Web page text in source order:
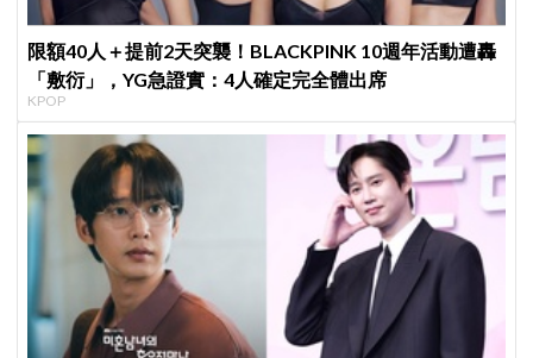
限額40人＋提前2天突襲！BLACKPINK 10週年活動遭轟
「敷衍」，YG急證實：4人確定完全體出席
KPOP